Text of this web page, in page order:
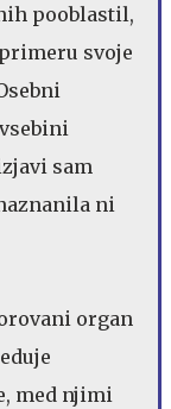
pooblastil,
svoje
sam
ni
organ
med njimi